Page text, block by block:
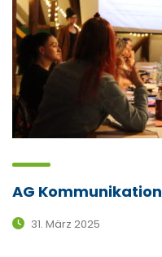
AG Kommunikation
31. März 2025